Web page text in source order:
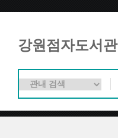
강원점자도서관